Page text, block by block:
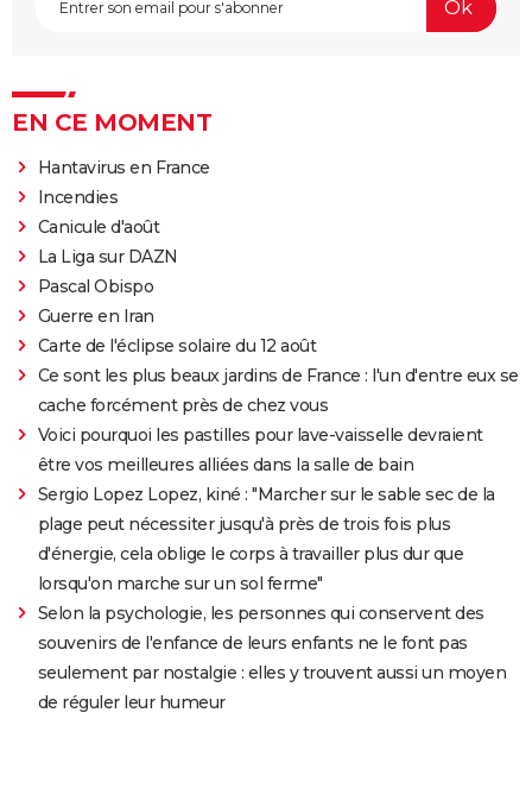
EN CE MOMENT
Hantavirus en France
Incendies
Canicule d'août
La Liga sur DAZN
Pascal Obispo
Guerre en Iran
Carte de l'éclipse solaire du 12 août
Ce sont les plus beaux jardins de France : l'un d'entre eux se
cache forcément près de chez vous
Voici pourquoi les pastilles pour lave-vaisselle devraient
être vos meilleures alliées dans la salle de bain
Sergio Lopez Lopez, kiné : "Marcher sur le sable sec de la
plage peut nécessiter jusqu'à près de trois fois plus
d'énergie, cela oblige le corps à travailler plus dur que
lorsqu'on marche sur un sol ferme"
Selon la psychologie, les personnes qui conservent des
souvenirs de l'enfance de leurs enfants ne le font pas
seulement par nostalgie : elles y trouvent aussi un moyen
de réguler leur humeur